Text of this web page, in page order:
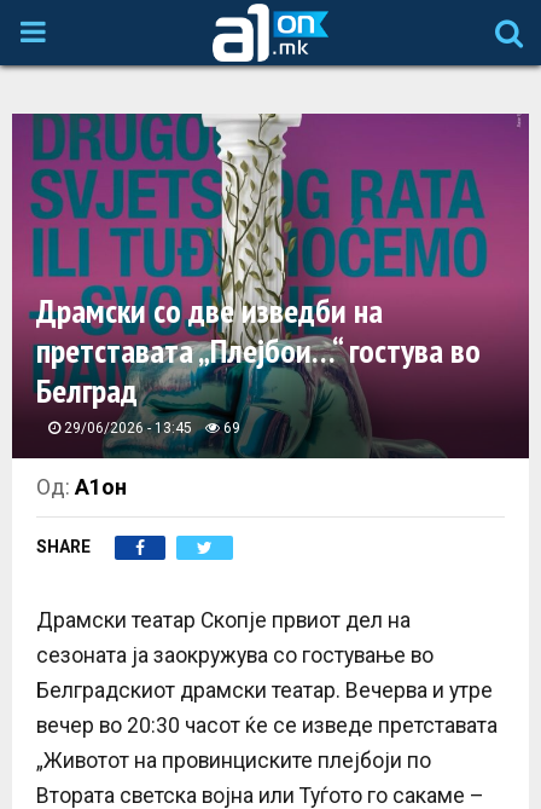
P
M
R
M
E
N
U
Драмски со две изведби на
претставата „Плејбои…“ гостува во
Белград
29/06/2026 - 13:45 69
Од:А1он
SHARE
Драмски театар Скопје првиот дел на
сезоната ја заокружува со гостување во
Белградскиот драмски театар. Вечерва и утре
вечер во 20:30 часот ќе се изведе претставата
„Животот на провинциските плејбоји по
Втората светска војна или Туѓото го сакаме –